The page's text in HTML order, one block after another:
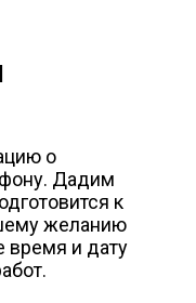
о
Дадим
к
желанию
время и дату